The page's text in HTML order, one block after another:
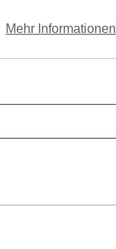
Mehr Informationen
Kostenlos registrieren